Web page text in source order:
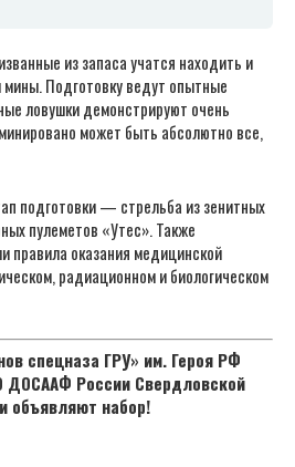
из запаса учатся находить и
Подготовку ведут опытные
ловушки демонстрируют очень
может быть абсолютно все,
подготовки — стрельба из зенитных
пулеметов «Утес». Также
правила оказания медицинской
радиационном и биологическом
спецназа ГРУ» им. Героя РФ
ДОСААФ России Свердловской
объявляют набор!